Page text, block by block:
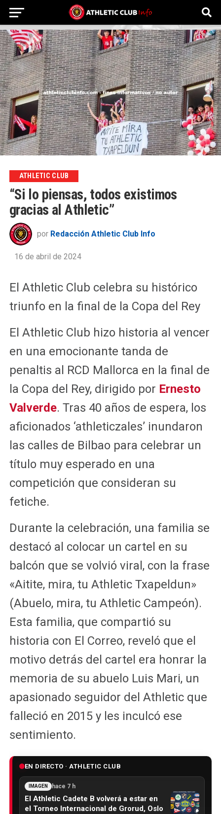
ATHLETIC CLUB
“Si lo piensas, todos existimos
gracias al Athletic”
por Redacción Athletic Club Info
16 de abril de 2024
El Athletic Club celebra su histórico
triunfo en la final de la Copa del Rey
El Athletic Club hizo historia al vencer
en una emocionante tanda de
penaltis al RCD Mallorca en la final de
la Copa del Rey, dirigido por Ernesto
Valverde. Tras 40 años de espera, los
aficionados ‘athleticzales’ inundaron
las calles de Bilbao para celebrar un
título muy esperado en una
competición que consideran su
fetiche.
Durante la celebración, una familia se
destacó al colocar un cartel en su
balcón que se volvió viral, con la frase
«Aitite, mira, tu Athletic Txapeldun»
(Abuelo, mira, tu Athletic Campeón).
Esta familia, que compartió su
historia con El Correo, reveló que el
motivo detrás del cartel era honrar la
memoria de su abuelo Luis Mari, un
apasionado seguidor del Athletic que
falleció en 2015 y les inculcó ese
sentimiento.
EN DIRECTO · ATHLETIC CLUB
IMAGEN hace 7 h
El Athletic Cadete B volverá a estar en
el Torneo Internacional de Grorud, Oslo